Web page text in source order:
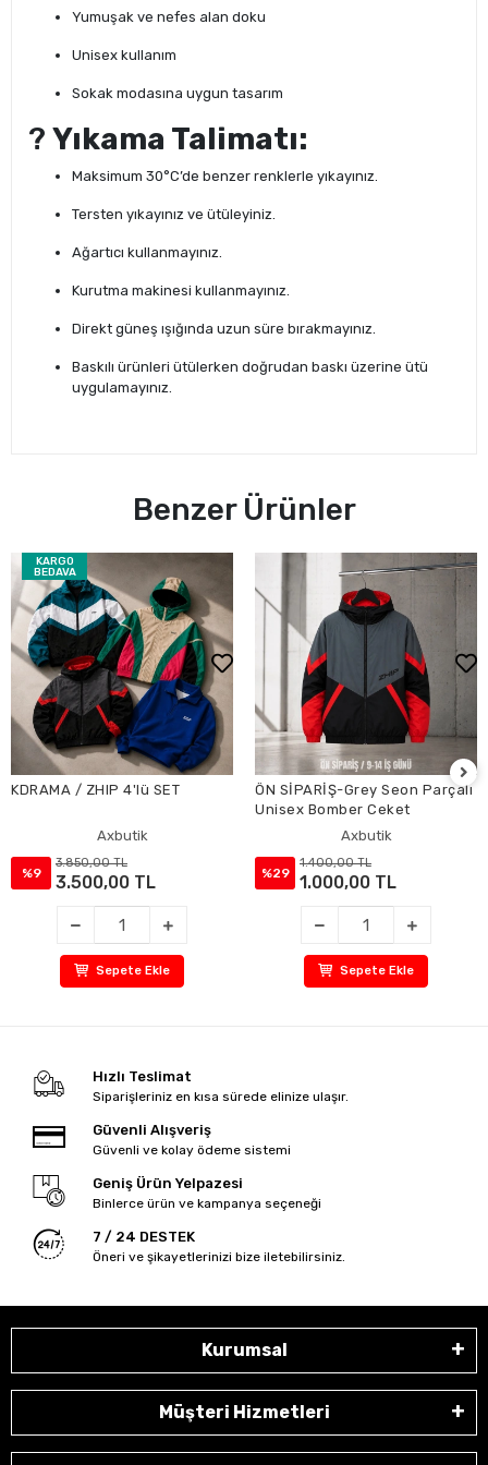
Yumuşak ve nefes alan doku
Unisex kullanım
Sokak modasına uygun tasarım
? Yıkama Talimatı:
Maksimum 30°C’de benzer renklerle yıkayınız.
Tersten yıkayınız ve ütüleyiniz.
Ağartıcı kullanmayınız.
Kurutma makinesi kullanmayınız.
Direkt güneş ışığında uzun süre bırakmayınız.
Baskılı ürünleri ütülerken doğrudan baskı üzerine ütü
uygulamayınız.
Benzer Ürünler
KARGO
BEDAVA
KDRAMA / ZHIP 4'lü SET
Axbutik
%9
3.850,00 TL
3.500,00 TL
Sepete Ekle
ÖN SİPARİŞ-Grey Seon Parçalı
Unisex Bomber Ceket
Axbutik
%29
1.400,00 TL
1.000,00 TL
Sepete Ekle
Hızlı Teslimat
Siparişleriniz en kısa sürede elinize ulaşır.
Güvenli Alışveriş
Güvenli ve kolay ödeme sistemi
Geniş Ürün Yelpazesi
Binlerce ürün ve kampanya seçeneği
7 / 24 DESTEK
Öneri ve şikayetlerinizi bize iletebilirsiniz.
Kurumsal
Müşteri Hizmetleri